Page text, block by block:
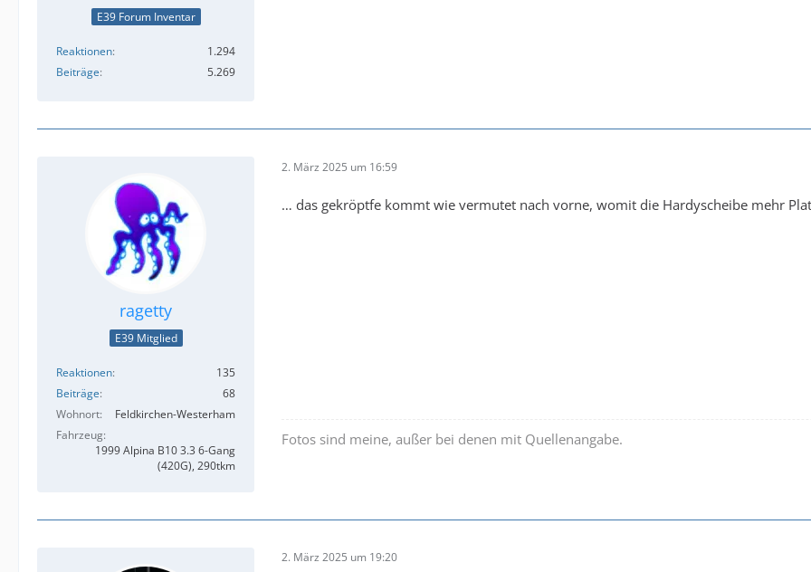
E39 Forum Inventar
Reaktionen
1.294
Beiträge
5.269
ragetty
E39 Mitglied
Reaktionen
135
Beiträge
68
Wohnort
Feldkirchen-Westerham
Fahrzeug
1999 Alpina B10 3.3 6-Gang
(420G), 290tkm
2. März 2025 um 16:59
… das gekröptfe kommt wie vermutet nach vorne, womit die Hardyscheibe mehr
Fotos sind meine, außer bei denen mit Quellenangabe.
2. März 2025 um 19:20